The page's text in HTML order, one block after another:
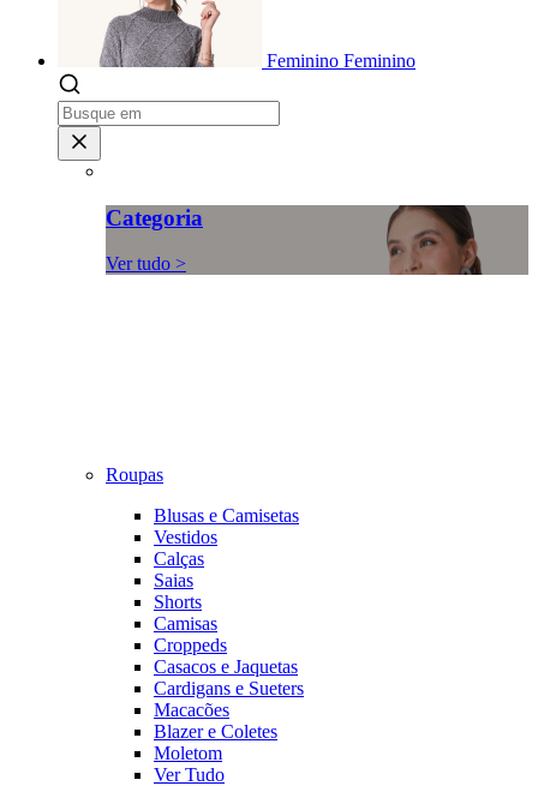
Feminino Feminino
Categoria
Ver tudo >
Roupas
Blusas e Camisetas
Vestidos
Calças
Saias
Shorts
Camisas
Croppeds
Casacos e Jaquetas
Cardigans e Sueters
Macacões
Blazer e Coletes
Moletom
Ver Tudo